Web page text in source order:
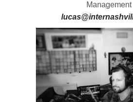
Management